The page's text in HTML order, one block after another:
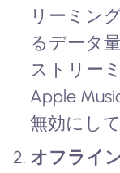
リーミン
るデータ
ストリー
Apple
無効にし
オフライ